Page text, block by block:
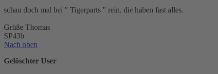
schau doch mal bei " Tigerparts " rein, die haben fast alles.
Grüße Thomas
SP43b
Nach oben
Gelöschter User